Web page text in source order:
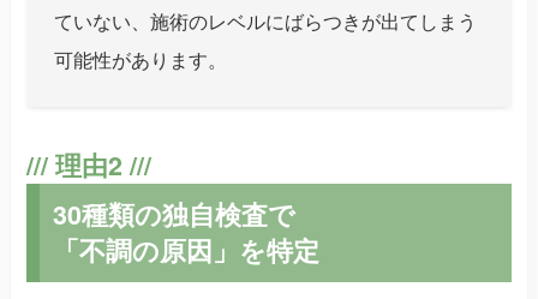
ていない、施術のレベルにばらつきが出てしまう
可能性があります。
30種類の独自検査で
「不調の原因」を特定